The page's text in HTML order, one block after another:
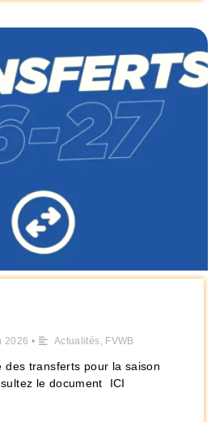
2026 • Actualités, FVWB
des transferts pour la saison
le document ICI